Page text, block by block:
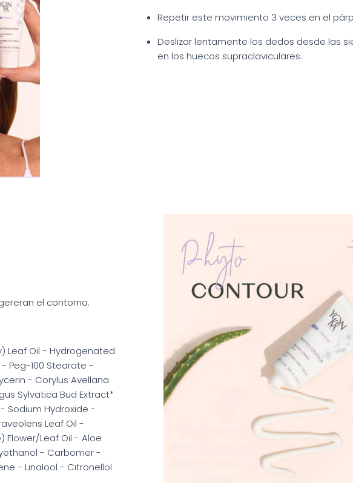
Repetir este movimiento 3 veces en el
Deslizar lentamente los dedos desde las
en los huecos supraclaviculares.
el contorno.
Leaf Oil - Hydrogenated
Peg-100 Stearate -
- Corylus Avellana
Sylvatica Bud Extract*
Sodium Hydroxide -
Leaf Oil -
Flower/Leaf Oil - Aloe
- Carbomer -
- Linalool - Citronellol